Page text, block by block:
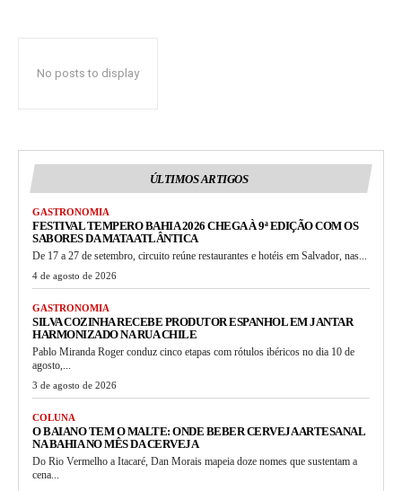
No posts to display
ÚLTIMOS ARTIGOS
GASTRONOMIA
FESTIVAL TEMPERO BAHIA 2026 CHEGA À 9ª EDIÇÃO COM OS
SABORES DA MATA ATLÂNTICA
De 17 a 27 de setembro, circuito reúne restaurantes e hotéis em Salvador, nas...
4 de agosto de 2026
GASTRONOMIA
SILVA COZINHA RECEBE PRODUTOR ESPANHOL EM JANTAR
HARMONIZADO NA RUA CHILE
Pablo Miranda Roger conduz cinco etapas com rótulos ibéricos no dia 10 de
agosto,...
3 de agosto de 2026
COLUNA
O BAIANO TEM O MALTE: ONDE BEBER CERVEJA ARTESANAL
NA BAHIA NO MÊS DA CERVEJA
Do Rio Vermelho a Itacaré, Dan Morais mapeia doze nomes que sustentam a
cena...